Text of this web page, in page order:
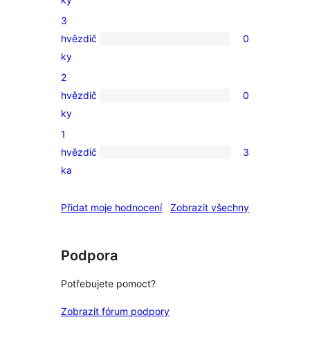
4hvězdičkové
hodnocení
0
3hvězdičkové
hodnocení
3
hvězdič
ky
0
0
2hvězdičkové
hodnocení
2
hvězdič
ky
0
3
1hvězdičkové
1
hvězdič
ka
3
Přidat moje hodnocení Zobrazit všechnyrecenze
Podpora
Potřebujete pomoct?
Zobrazit fórum podpory